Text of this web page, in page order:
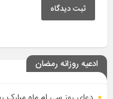
ثبت دیدگاه
ادعیه روزانه رمضان